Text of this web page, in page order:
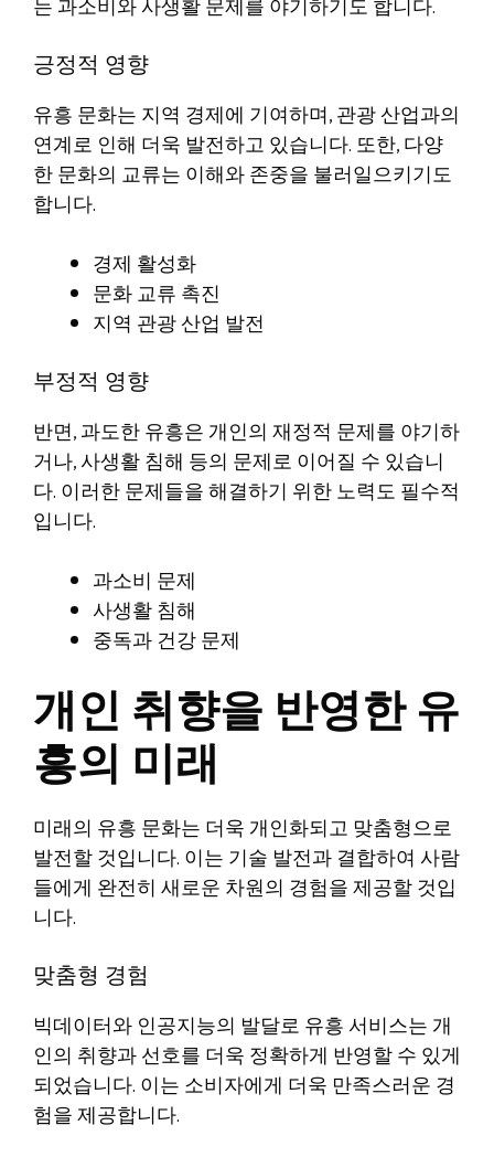
는 과소비와 사생활 문제를 야기하기도 합니다.
긍정적 영향
유흥 문화는 지역 경제에 기여하며, 관광 산업과의
연계로 인해 더욱 발전하고 있습니다. 또한, 다양
한 문화의 교류는 이해와 존중을 불러일으키기도
합니다.
경제 활성화
문화 교류 촉진
지역 관광 산업 발전
부정적 영향
반면, 과도한 유흥은 개인의 재정적 문제를 야기하
거나, 사생활 침해 등의 문제로 이어질 수 있습니
다. 이러한 문제들을 해결하기 위한 노력도 필수적
입니다.
과소비 문제
사생활 침해
중독과 건강 문제
개인 취향을 반영한 유
흥의 미래
미래의 유흥 문화는 더욱 개인화되고 맞춤형으로
발전할 것입니다. 이는 기술 발전과 결합하여 사람
들에게 완전히 새로운 차원의 경험을 제공할 것입
니다.
맞춤형 경험
빅데이터와 인공지능의 발달로 유흥 서비스는 개
인의 취향과 선호를 더욱 정확하게 반영할 수 있게
되었습니다. 이는 소비자에게 더욱 만족스러운 경
험을 제공합니다.